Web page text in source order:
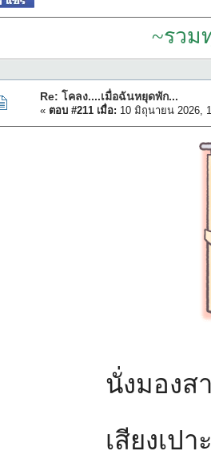
~รวม
Re: โคลง....เมื่อฉันหยุดพัก...
« ตอบ #211 เมื่อ: 10 มิถุนายน 2026,
นั่งมองส
เสียงเป